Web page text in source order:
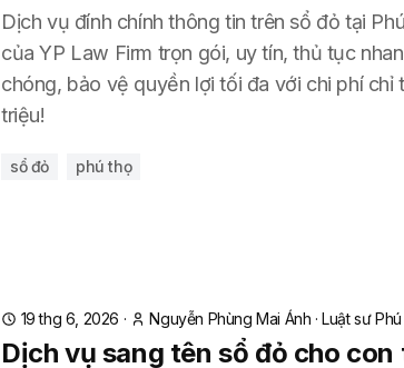
Dịch vụ đính chính thông tin trên sổ đỏ tại
của YP Law Firm trọn gói, uy tín, thủ tục
chóng, bảo vệ quyền lợi tối đa với chi phí chỉ
triệu!
sổ đỏ phú thọ
19 thg 6, 2026 · Nguyễn Phùng Mai Ánh ·Luật sư
Dịch vụ sang tên sổ đỏ cho con